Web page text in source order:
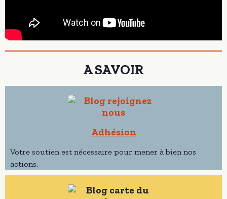
A SAVOIR
Adhésion
Votre soutien est nécessaire pour mener à bien nos
actions.